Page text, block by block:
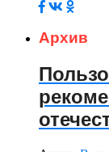
Архив